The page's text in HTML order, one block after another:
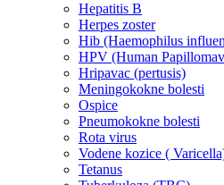
Hepatitis B
Herpes zoster
Hib (Haemophilus
HPV (Human
Hripavac (pertusis)
Meningokokne bolesti
Ospice
Pneumokokne bolesti
Rota virus
Vodene kozice (
Tetanus